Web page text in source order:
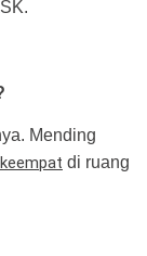
Mending
di ruang